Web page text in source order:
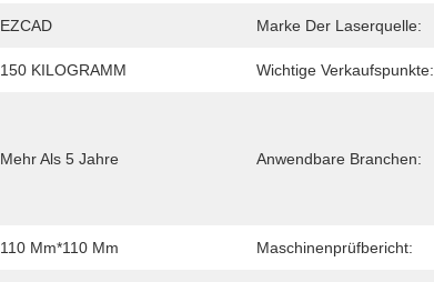
EZCAD Marke Der Laserquelle:
150 KILOGRAMM Wichtige Verkaufspunkte:
Mehr Als 5 Jahre Anwendbare Branchen:
110 Mm*110 Mm Maschinenprüfbericht: